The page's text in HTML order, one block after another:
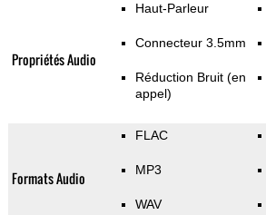
Propriétés Audio
Haut-Parleur
Connecteur 3.5mm
Réduction Bruit (en
appel)
Formats Audio
FLAC
MP3
WAV